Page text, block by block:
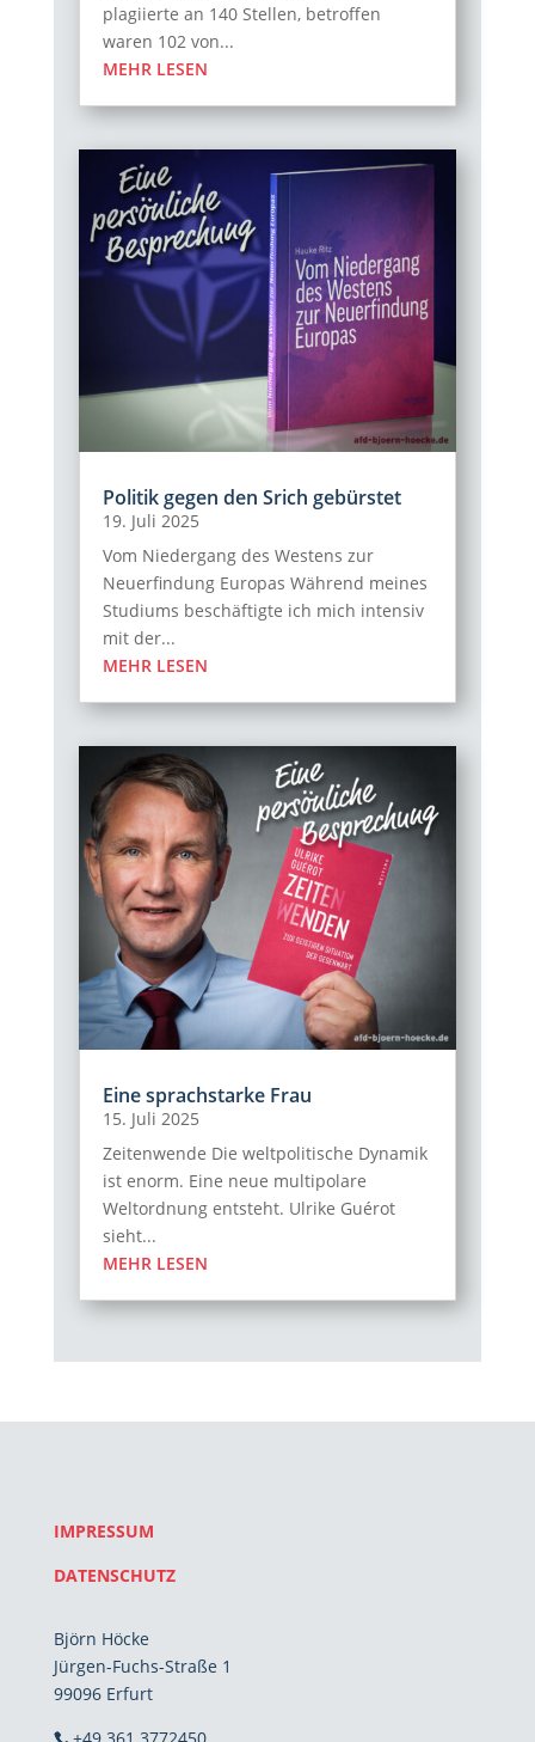
plagiierte an 140 Stellen, betroffen
waren 102 von...
MEHR LESEN
Politik gegen den Srich gebürstet
19. Juli 2025
Vom Niedergang des Westens zur
Neuerfindung Europas Während meines
Studiums beschäftigte ich mich intensiv
mit der...
MEHR LESEN
Eine sprachstarke Frau
15. Juli 2025
Zeitenwende Die weltpolitische Dynamik
ist enorm. Eine neue multipolare
Weltordnung entsteht. Ulrike Guérot
sieht...
MEHR LESEN
IMPRESSUM
DATENSCHUTZ
Björn Höcke
Jürgen-Fuchs-Straße 1
99096 Erfurt
+49 361 3772450